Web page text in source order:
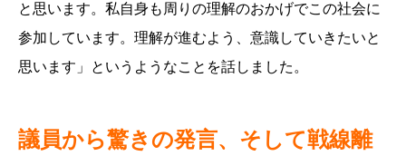
と思います。私自身も周りの理解のおかげでこの社会に
参加しています。理解が進むよう、意識していきたいと
思います」というようなことを話しました。
議員から驚きの発言、そして戦線離